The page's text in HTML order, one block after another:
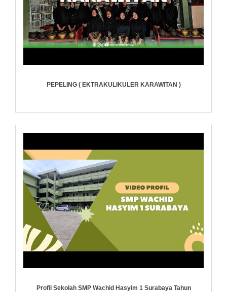
PEPELING ( EKTRAKULIKULER KARAWITAN )
Profil Sekolah SMP Wachid Hasyim 1 Surabaya Tahun